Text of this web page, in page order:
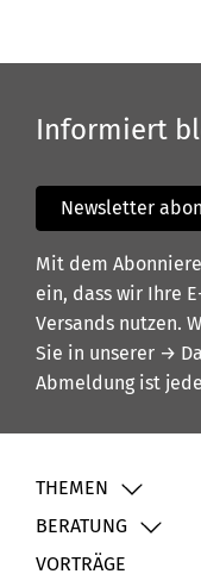
Informiert
Newsletter
Mit dem
ein, dass wir Ihre
Versands nutzen.
Sie in unserer →
Abmeldung ist
THEMEN
BERATUNG
VORTRÄGE